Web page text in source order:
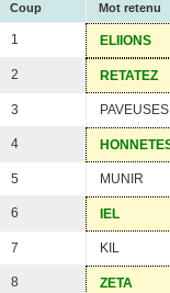
Coup Mot retenu
1 ELIIONS
2 RETATEZ
3 PAVEUSES
4
5 MUNIR
6 IEL
7 KIL
8 ZETA